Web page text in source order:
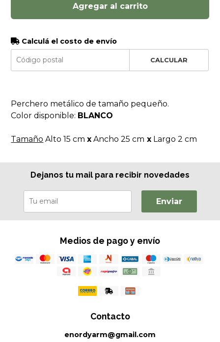
Agregar al carrito
Calculá el costo de envío
CALCULAR
Perchero metálico de tamaño pequeño.
Color disponible: BLANCO
Tamaño Alto 15 cmx Ancho 25 cm x Largo 2 cm
Dejanos tu mail para recibir novedades
Enviar
Medios de pago y envío
Contacto
enordyarm@gmail.com